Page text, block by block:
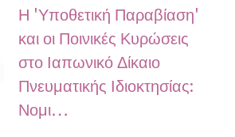
Η 'Υποθετική Παραβίαση'
και οι Ποινικές Κυρώσεις
στο Ιαπωνικό Δίκαιο
Πνευματικής Ιδιοκτησίας:
Νομι…